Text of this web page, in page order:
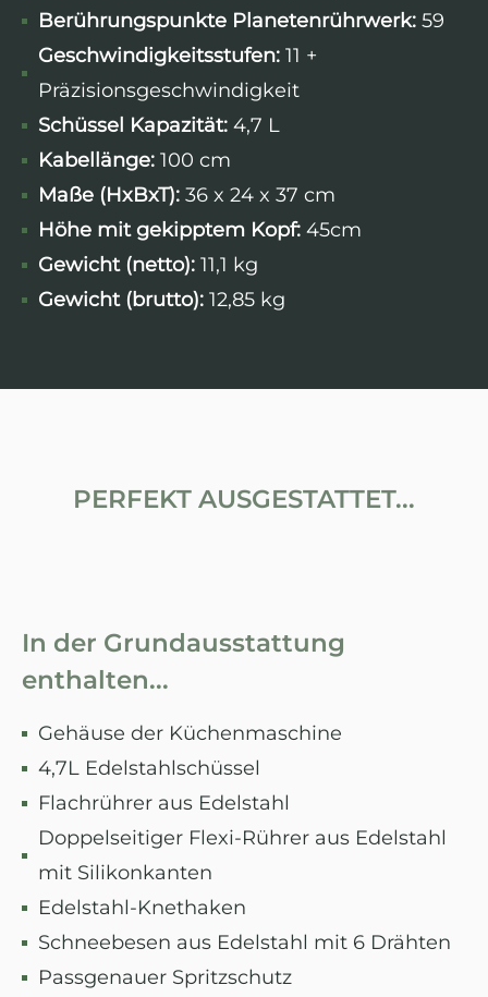
Berührungspunkte Planetenrührwerk: 59
Geschwindigkeitsstufen: 11 +
Präzisionsgeschwindigkeit
Schüssel Kapazität: 4,7 L
Kabellänge: 100 cm
Maße (HxBxT): 36 x 24 x 37 cm
Höhe mit gekipptem Kopf: 45cm
Gewicht (netto): 11,1 kg
Gewicht (brutto): 12,85 kg
PERFEKT AUSGESTATTET...
In der Grundausstattung
enthalten...
Gehäuse der Küchenmaschine
4,7L Edelstahlschüssel
Flachrührer aus Edelstahl
Doppelseitiger Flexi-Rührer aus Edelstahl
mit Silikonkanten
Edelstahl-Knethaken
Schneebesen aus Edelstahl mit 6 Drähten
Passgenauer Spritzschutz